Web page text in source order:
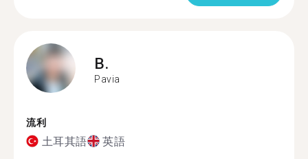
B.
Pavia
流利
土耳其語 英語